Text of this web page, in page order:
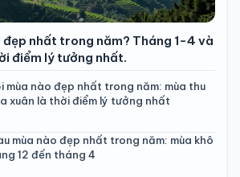
đẹp nhất trong năm? Tháng 1-4 và
điểm lý tưởng nhất.
mùa nào đẹp nhất trong năm: mùa thu
xuân là thời điểm lý tưởng nhất
mùa nào đẹp nhất trong năm: mùa khô
12 đến tháng 4